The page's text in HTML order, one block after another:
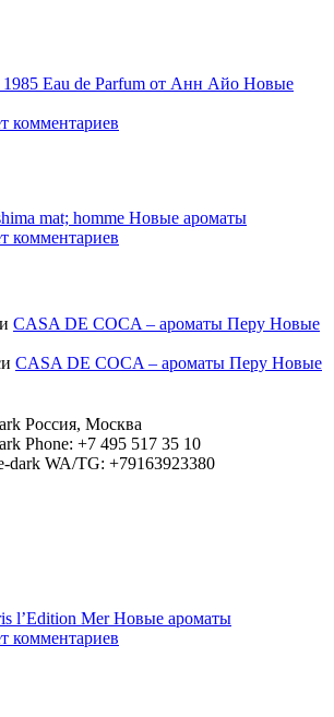
1985 Eau de Parfum от Анн Айо Новые
комментариев
mat; homme Новые ароматы
комментариев
CASA DE COCA – ароматы Перу Новые
CASA DE COCA – ароматы Перу Новые
Россия, Москва
Phone: +7 495 517 35 10
WA/TG: +79163923380
l’Edition Mer Новые ароматы
комментариев